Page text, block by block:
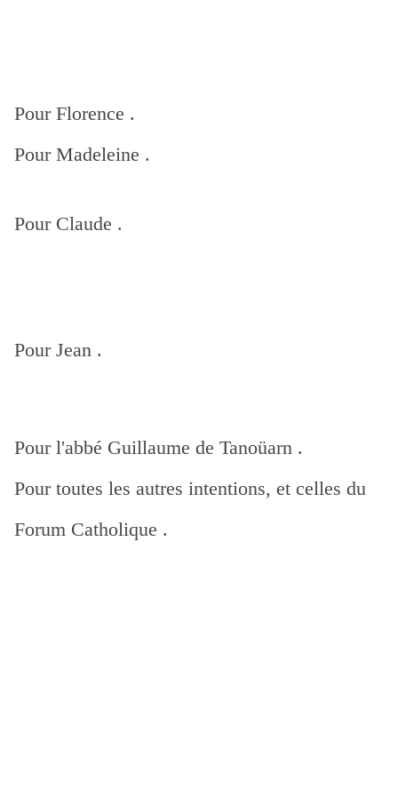
Pour Florence .
Pour Madeleine .
Pour Claude .
Pour Jean .
Pour l'abbé Guillaume de Tanoüarn .
Pour toutes les autres intentions, et celles du
Forum Catholique .